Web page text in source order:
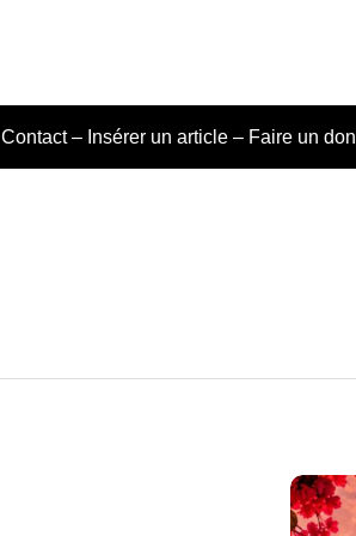
Contact – Insérer un article – Faire un don